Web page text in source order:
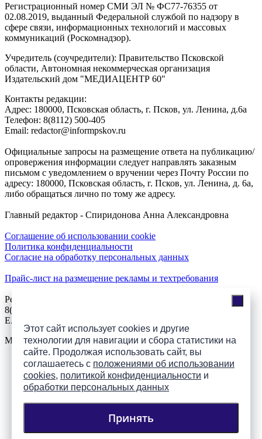
Этот сайт использует cookies и другие
технологии для навигации и сбора статистики на
сайте. Продолжая использовать сайт, вы
соглашаетесь с положениями об использовании
cookies, политикой конфиденциальности и
обработки персональных данных
Принять
Регистрационный номер СМИ ЭЛ № ФС77-76355 от
02.08.2019, выданный Федеральной службой по надзору в
сфере связи, информационных технологий и массовых
коммуникаций (Роскомнадзор).
Учредитель (соучредители): Правительство Псковской
области, Автономная некоммерческая организация
Издательский дом "МЕДИАЦЕНТР 60"
Контакты редакции:
Адреc: 180000, Псковская область, г. Псков, ул. Ленина, д.6а
Телефон: 8(8112) 500-405
Email: redactor@informpskov.ru
Официальные запросы на размещение ответа на публикацию/
опровержения информации следует направлять заказным
письмом с уведомлением о вручении через Почту России по
адресу: 180000, Псковская область, г. Псков, ул. Ленина, д. 6а,
либо обращаться лично по тому же адресу.
Главный редактор - Спиридонова Анна Александровна
Соглашение об использовании cookie
Политика конфиденциальности
Согласие на обработку персональных данных
Прайс-лист на размещение рекламы и техтребования
Реклама на сайте
8(921)508-52-62, телефон 8(8112) 500-131
E.Sezeikina@mhpsk.ru
Меню
Слушать радио «7 небо» онлайн
Подпишись на группы
ПАИ в соцсетях!